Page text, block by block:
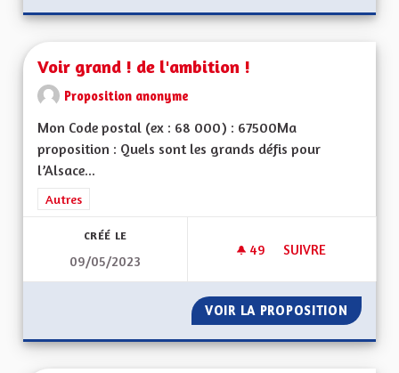
Voir grand ! de l'ambition !
Proposition anonyme
Mon Code postal (ex : 68 000) : 67500Ma
proposition : Quels sont les grands défis pour
l’Alsace...
Filtrer les résultats de la catégorie : Autres
Autres
CRÉÉ LE
09/05/2023
49 49 ABONNÉS
SUIVRE
VOIR LA PROPOSITION VOIR